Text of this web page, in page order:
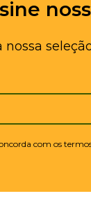
nossa
com os